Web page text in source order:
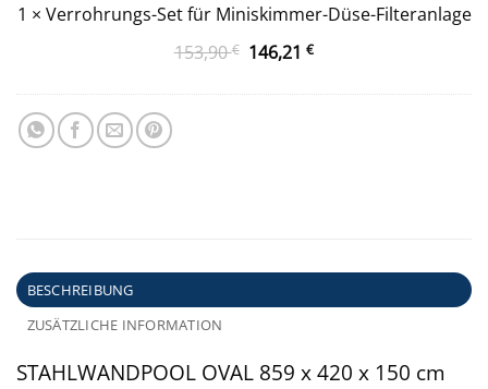
1 × Verrohrungs-Set für Miniskimmer-Düse-Filteranlage
153,90€ Ursprünglicher
146,21€Aktueller
BESCHREIBUNG
ZUSÄTZLICHE INFORMATION
STAHL­WAND­POOL OVAL 859 x 420 x 150 cm